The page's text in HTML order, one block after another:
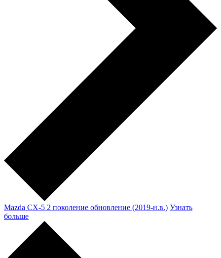
Mazda CX-5 2 поколение обновление (2019-н.в.) Узнать
больше